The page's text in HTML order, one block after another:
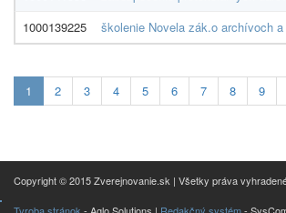
1000139225
školenie Novela zák.o archívoch
1 Aktualna-
stranka
2 3 4 5 6 7 8 9
Copyright © 2015 Zverejnovanie.sk | Všetky práva